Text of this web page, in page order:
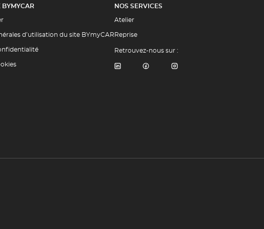
BYMYCAR
d’utilisation du site BYmyCAR
NOS SERVICES
Atelier
Reprise
Retrouvez-nous sur :